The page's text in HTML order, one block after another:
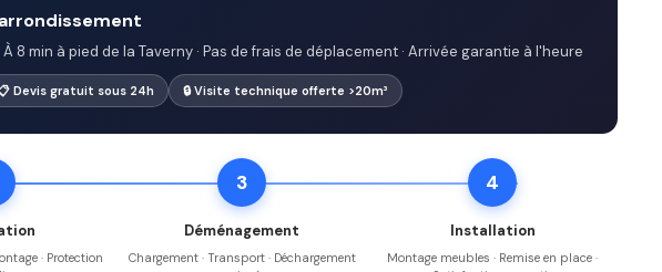
8 min à pied de la Taverny · Pas de frais de déplacement · Arrivée garantie à l'heure
Devis gratuit sous 24h 🔒 Visite technique offerte >20m³
· Protection
3
Déménagement
Chargement · Transport · Déchargement
4
Installation
Montage meubles · Remise en place ·